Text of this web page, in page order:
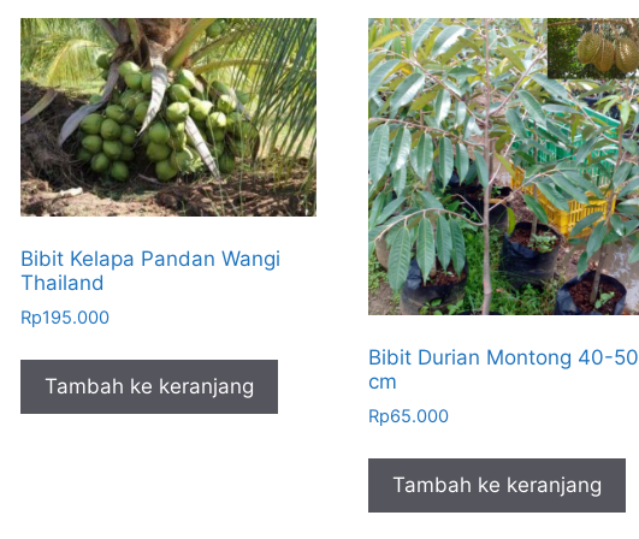
Bibit Kelapa Pandan Wangi
Thailand
Rp195.000
Tambah ke keranjang
Bibit Durian Montong 40-50
cm
Rp65.000
Tambah ke keranjang